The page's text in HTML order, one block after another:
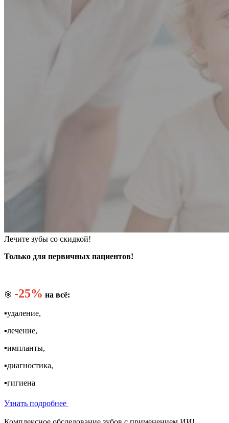
Лечите зубы со скидкой!
Только для первичных пациентов!
🎯 -25% на всё:
▪️удаление,
▪️лечение,
▪️импланты,
▪️диагностика,
▪️гигиена
Узнать подробнее